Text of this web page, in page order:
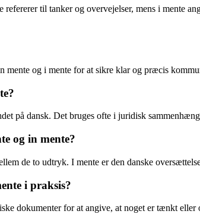
refererer til tanker og overvejelser, mens i
mente og i mente for at sikre klar og præcis
på dansk. Det bruges ofte i juridisk
og in mente?
de to udtryk. I mente er den danske
i praksis?
dokumenter for at angive, at noget er tænkt